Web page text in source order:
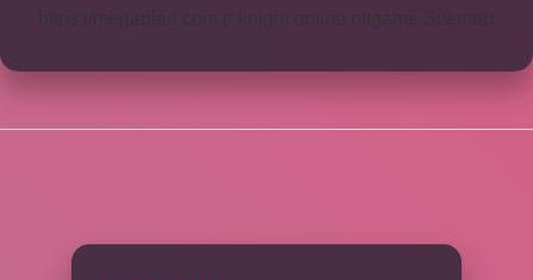
https://megaplan.com.tr knight online nttgame Sitemap